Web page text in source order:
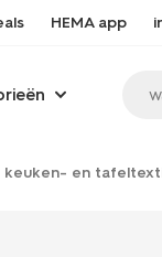
HEMA app
keuken- en